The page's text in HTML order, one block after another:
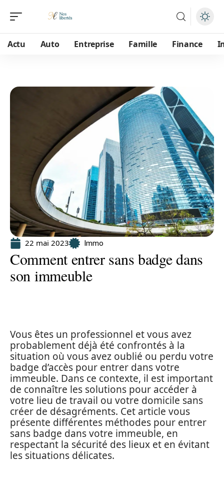
Actu Auto Entreprise Famille Finance
22 mai 2023 Immo
Comment entrer sans badge dans
son immeuble
Vous êtes un professionnel et vous avez
probablement déjà été confrontés à la
situation où vous avez oublié ou perdu votre
badge d’accès pour entrer dans votre
immeuble. Dans ce contexte, il est important
de connaître les solutions pour accéder à
votre lieu de travail ou votre domicile sans
créer de désagréments. Cet article vous
présente différentes méthodes pour entrer
sans badge dans votre immeuble, en
respectant la sécurité des lieux et en évitant
les situations délicates.